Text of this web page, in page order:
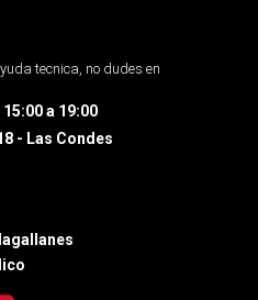
tecnica, no dudes en
a 19:00
- Las Condes